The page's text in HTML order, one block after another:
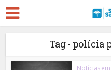
Tag - polícia
Notícias